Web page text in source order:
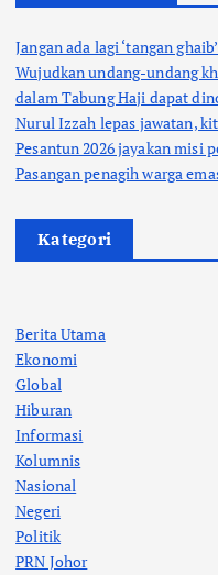
Jangan ada lagi ‘tangan
Wujudkan undang-undang
dalam Tabung Haji dapat
Nurul Izzah lepas jawatan,
Pesantun 2026 jayakan misi
Pasangan penagih warga
Kategori
Berita Utama
Ekonomi
Global
Hiburan
Informasi
Kolumnis
Nasional
Negeri
Politik
PRN Johor